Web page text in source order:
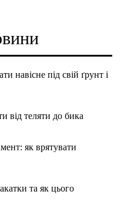
навісне під свій ґрунт і
від теляти до бика
як врятувати
та як цього